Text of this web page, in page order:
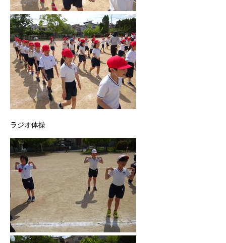
ラジオ体操